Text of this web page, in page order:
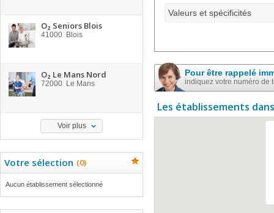
O₂ Seniors Blois
41000 Blois
O₂ Le Mans Nord
72000 Le Mans
Voir plus
Votre sélection (0)
Aucun établissement sélectionné
Valeurs et spécificités
Pour être rappelé
indiquez votre numéro de
Les établissements